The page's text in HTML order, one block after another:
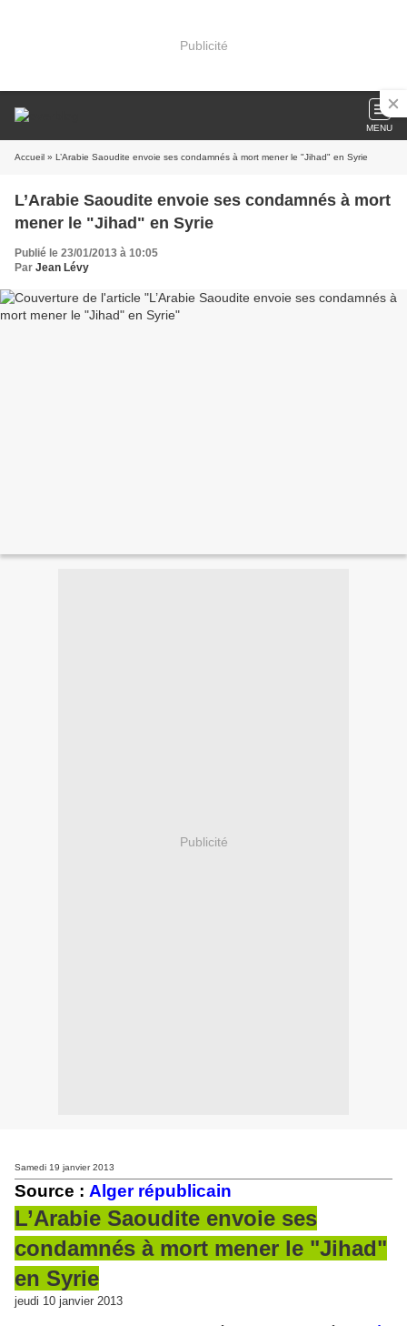
Publicité
MENU
Accueil » L’Arabie Saoudite envoie ses condamnés à mort mener le "Jihad" en Syrie
L’Arabie Saoudite envoie ses condamnés à mort
mener le "Jihad" en Syrie
Publié le 23/01/2013 à 10:05
Par Jean Lévy
Publicité
Samedi 19 janvier 2013
Source : Alger républicain
L’Arabie Saoudite envoie ses
condamnés à mort mener le "Jihad"
en Syrie
jeudi 10 janvier 2013